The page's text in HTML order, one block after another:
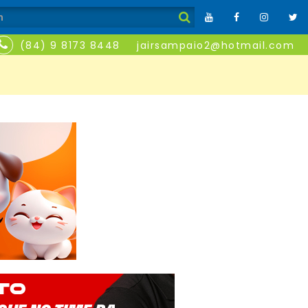
(84) 9 8173 8448 jairsampaio2@hotmail.com